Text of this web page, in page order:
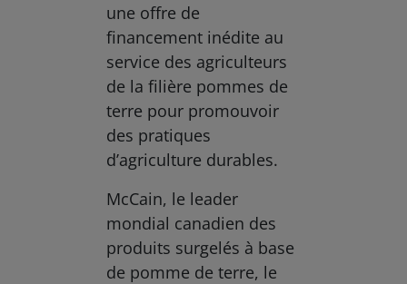
une offre de
financement inédite au
service des agriculteurs
de la filière pommes de
terre pour promouvoir
des pratiques
d’agriculture durables.
McCain, le leader
mondial canadien des
produits surgelés à base
de pomme de terre, le